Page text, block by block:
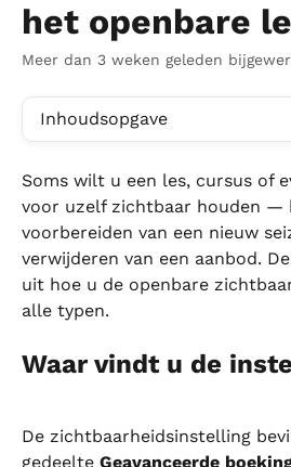
het openbare
Meer dan 3 weken geleden
Inhoudsopgave
Soms wilt u een les, cursus of
voor uzelf zichtbaar houden —
voorbereiden van een nieuw
verwijderen van een aanbod.
uit hoe u de openbare
alle typen.
Waar vindt u de
De zichtbaarheidsinstelling
gedeelte Geavanceerde